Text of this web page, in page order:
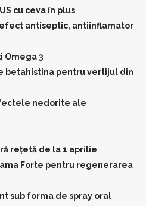
cu ceva în plus
antiseptic, antiinflamator
Omega 3
betahistina pentru vertijul din
nedorite ale
rețetă de la 1 aprilie
Forte pentru regenerarea
sub forma de spray oral